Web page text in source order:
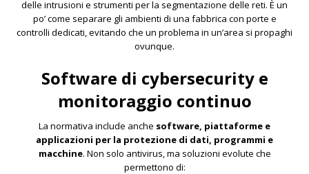
delle intrusioni e strumenti per la segmentazione delle reti. È un
po’ come separare gli ambienti di una fabbrica con porte e
controlli dedicati, evitando che un problema in un’area si propaghi
ovunque.
Software di cybersecurity e
monitoraggio continuo
La normativa include anche software, piattaforme e
applicazioni per la protezione di dati, programmi e
macchine. Non solo antivirus, ma soluzioni evolute che
permettono di: